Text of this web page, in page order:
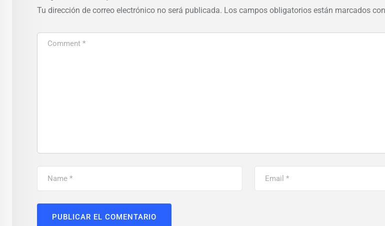
Tu dirección de correo electrónico no será publicada. Los campos obligatorios están marcados con